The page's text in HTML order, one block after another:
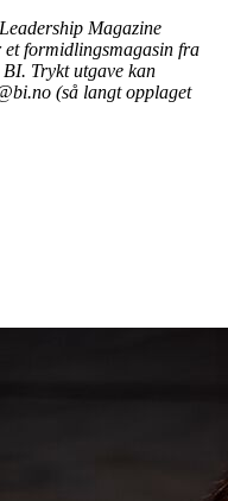
Magazine
formidlingsmagasin fra
Trykt utgave kan
(så langt opplaget